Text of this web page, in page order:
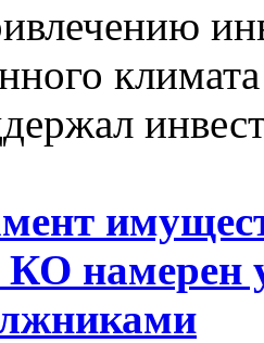
намерен